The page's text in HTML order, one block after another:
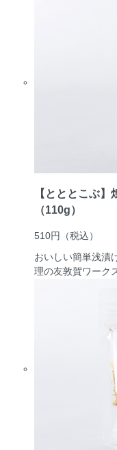
【とととこぶ
（110g）
510円
（税込）
おいしい簡単浅漬
理の友敦賀ワーク